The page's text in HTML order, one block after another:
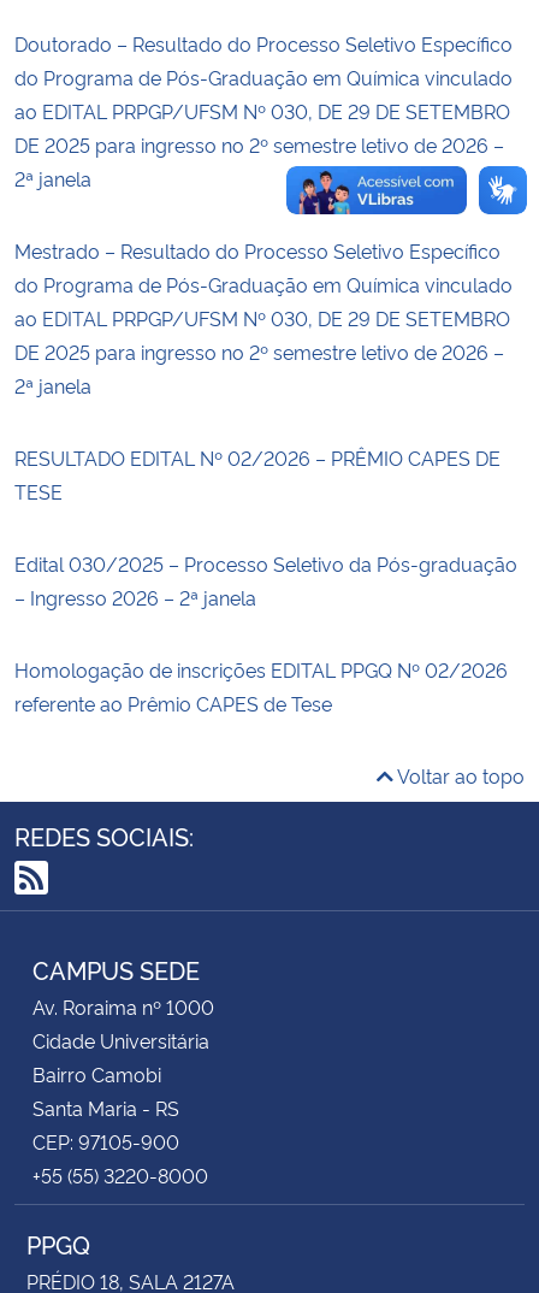
Planalto
Doutorado – Resultado do Processo Seletivo Específico
do Programa de Pós-Graduação em Química vinculado
ao EDITAL PRPGP/UFSM Nº 030, DE 29 DE SETEMBRO
DE 2025 para ingresso no 2º semestre letivo de 2026 –
2ª janela
Mestrado – Resultado do Processo Seletivo Específico
do Programa de Pós-Graduação em Química vinculado
ao EDITAL PRPGP/UFSM Nº 030, DE 29 DE SETEMBRO
DE 2025 para ingresso no 2º semestre letivo de 2026 –
2ª janela
RESULTADO EDITAL Nº 02/2026 – PRÊMIO CAPES DE
TESE
Edital 030/2025 – Processo Seletivo da Pós-graduação
– Ingresso 2026 – 2ª janela
Homologação de inscrições EDITAL PPGQ Nº 02/2026
referente ao Prêmio CAPES de Tese
Voltar ao topo
REDES SOCIAIS:
RSS
CAMPUS SEDE
Av. Roraima nº 1000
Cidade Universitária
Bairro Camobi
Santa Maria - RS
CEP: 97105-900
+55 (55) 3220-8000
PPGQ
PRÉDIO 18, SALA 2127A